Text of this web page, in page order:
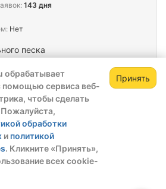
обрабатывает
помощью сервиса веб-
чтобы сделать
Пожалуйста,
обработки
и политикой
. Кликните «Принять»,
всех cookie-
Принять
песка
143 дня
Нет